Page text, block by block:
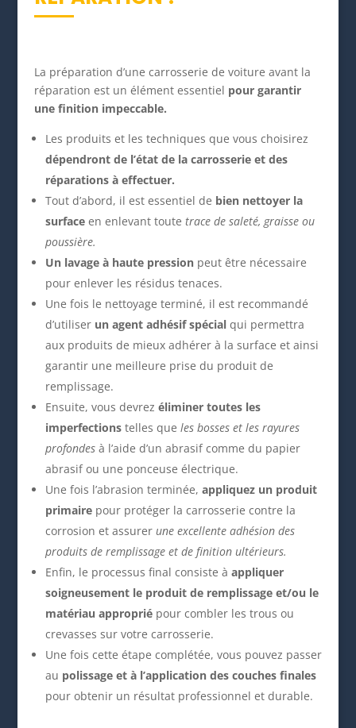
La préparation d’une carrosserie de voiture avant la
réparation est un élément essentiel pour garantir
une finition impeccable.
Les produits et les techniques que vous choisirez
dépendront de l’état de la carrosserie et des
réparations à effectuer.
Tout d’abord, il est essentiel de bien nettoyer la
surfaceen enlevant toute trace de saleté, graisse ou
poussière.
Un lavage à haute pressionpeut être nécessaire
pour enlever les résidus tenaces.
Une fois le nettoyage terminé, il est recommandé
d’utiliser un agent adhésif spécialqui permettra
aux produits de mieux adhérer à la surface et ainsi
garantir une meilleure prise du produit de
remplissage.
Ensuite, vous devrez éliminer toutes les
imperfectionstelles que les bosses et les rayures
profondesà l’aide d’un abrasif comme du papier
abrasif ou une ponceuse électrique.
Une fois l’abrasion terminée, appliquez un produit
primaire pour protéger la carrosserie contre la
corrosion et assurer une excellente adhésion des
produits de remplissage et de finition ultérieurs.
Enfin, le processus final consiste à appliquer
soigneusement le produit de remplissage et/ou le
matériau appropriépour combler les trous ou
crevasses sur votre carrosserie.
Une fois cette étape complétée, vous pouvez passer
au polissage et à l’application des couches finales
pour obtenir un résultat professionnel et durable.